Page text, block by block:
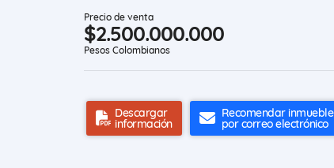
Precio de venta
$2.500.000.000
Pesos Colombianos
Descargar
información
Recomendar inmueble
por correo electrónico